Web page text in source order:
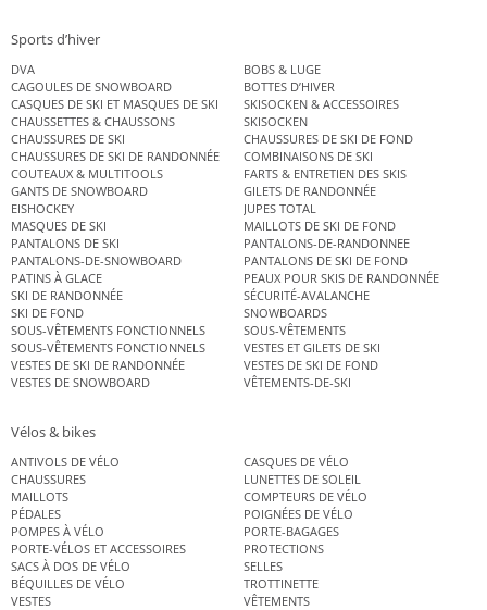
Sports d’hiver
DVA
BOBS & LUGE
CAGOULES DE SNOWBOARD
BOTTES D’HIVER
CASQUES DE SKI ET MASQUES DE SKI
SKISOCKEN & ACCESSOIRES
CHAUSSETTES & CHAUSSONS
SKISOCKEN
CHAUSSURES DE SKI
CHAUSSURES DE SKI DE FOND
CHAUSSURES DE SKI DE RANDONNÉE
COMBINAISONS DE SKI
COUTEAUX & MULTITOOLS
FARTS & ENTRETIEN DES SKIS
GANTS DE SNOWBOARD
GILETS DE RANDONNÉE
EISHOCKEY
JUPES TOTAL
MASQUES DE SKI
MAILLOTS DE SKI DE FOND
PANTALONS DE SKI
PANTALONS-DE-RANDONNEE
PANTALONS-DE-SNOWBOARD
PANTALONS DE SKI DE FOND
PATINS À GLACE
PEAUX POUR SKIS DE RANDONNÉE
SKI DE RANDONNÉE
SÉCURITÉ-AVALANCHE
SKI DE FOND
SNOWBOARDS
SOUS-VÊTEMENTS FONCTIONNELS
SOUS-VÊTEMENTS
SOUS-VÊTEMENTS FONCTIONNELS
VESTES ET GILETS DE SKI
VESTES DE SKI DE RANDONNÉE
VESTES DE SKI DE FOND
VESTES DE SNOWBOARD
VÊTEMENTS-DE-SKI
Vélos & bikes
ANTIVOLS DE VÉLO
CASQUES DE VÉLO
CHAUSSURES
LUNETTES DE SOLEIL
MAILLOTS
COMPTEURS DE VÉLO
PÉDALES
POIGNÉES DE VÉLO
POMPES À VÉLO
PORTE-BAGAGES
PORTE-VÉLOS ET ACCESSOIRES
PROTECTIONS
SACS À DOS DE VÉLO
SELLES
BÉQUILLES DE VÉLO
TROTTINETTE
VESTES
VÊTEMENTS